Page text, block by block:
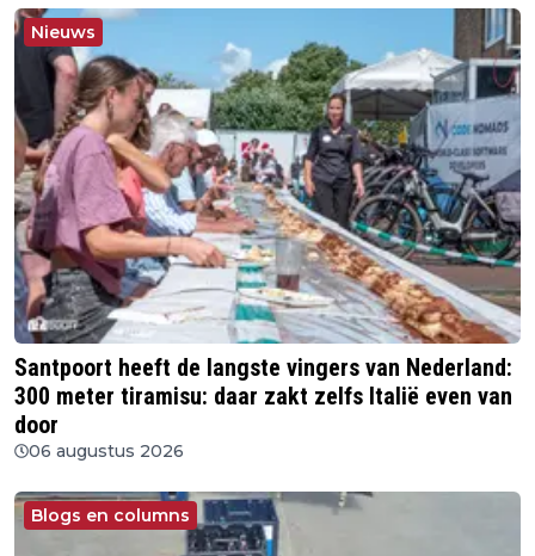
Nieuws
Santpoort heeft de langste vingers van Nederland:
300 meter tiramisu: daar zakt zelfs Italië even van
door
06 augustus 2026
Blogs en columns